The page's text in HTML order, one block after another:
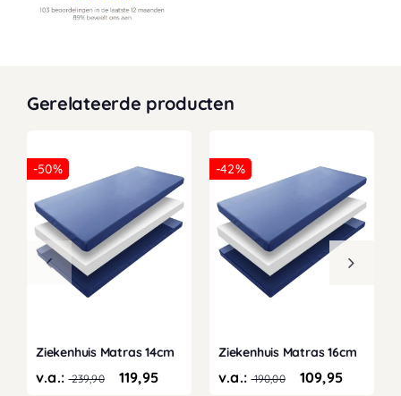
Gerelateerde producten
-50%
Ziekenhuis Matras 14cm
v.a.:239,90 119,95
-42%
Ziekenhuis Matras 16cm
v.a.:190,00 109,95